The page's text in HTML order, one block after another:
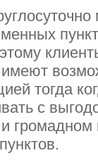
тогда
с
пунктов.